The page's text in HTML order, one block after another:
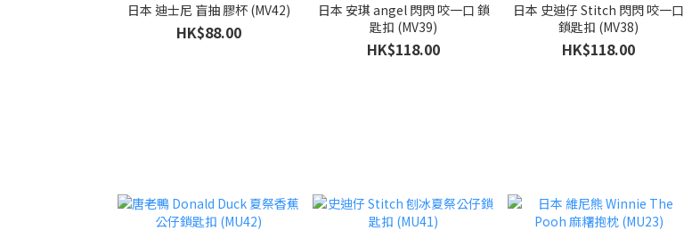
日本 迪士尼 盲抽 膠杯 (MV42)
HK$88.00
日本 安琪 angel 閃閃 咬一口 鎖
匙扣 (MV39)
HK$118.00
日本 史迪仔 Stitch 閃閃 咬一口
鎖匙扣 (MV38)
HK$118.00